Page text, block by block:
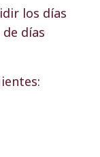
los días
días